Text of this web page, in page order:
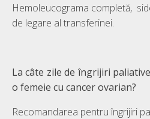
Hemoleucograma completă,
de legare al transferinei.
La câte zile de îngrijiri
o femeie cu cancer ovarian?
Recomandarea pentru îngrijiri